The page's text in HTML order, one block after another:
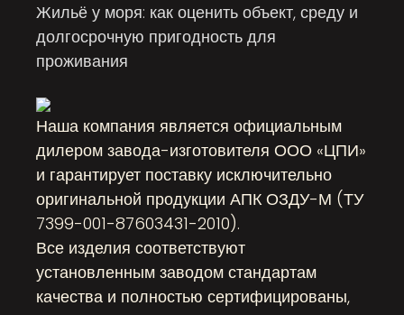
Жильё у моря: как оценить объект, среду и
долгосрочную пригодность для
проживания
Наша компания является официальным
дилером завода-изготовителя ООО «ЦПИ»
и гарантирует поставку исключительно
оригинальной продукции АПК ОЗДУ-М (ТУ
7399-001-87603431-2010).
Все изделия соответствуют
установленным заводом стандартам
качества и полностью сертифицированы,